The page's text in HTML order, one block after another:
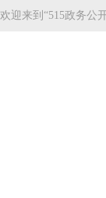
欢迎来到“515政务公